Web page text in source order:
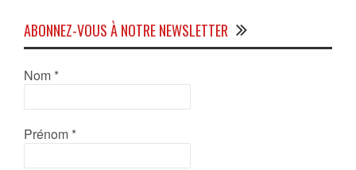
ABONNEZ-VOUS À NOTRE NEWSLETTER
Nom *
Prénom *